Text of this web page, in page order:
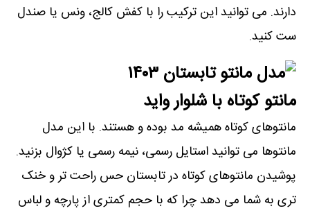
دارند. می توانید این ترکیب را با کفش کالج، ونس یا صندل
ست کنید.
مانتو کوتاه با شلوار واید
مانتوهای کوتاه همیشه مد بوده و هستند. با این مدل
مانتوها می توانید استایل رسمی، نیمه رسمی یا کژوال بزنید.
پوشیدن مانتوهای کوتاه در تابستان حس راحت تر و خنک
تری به شما می دهد چرا که با حجم کمتری از پارچه و لباس